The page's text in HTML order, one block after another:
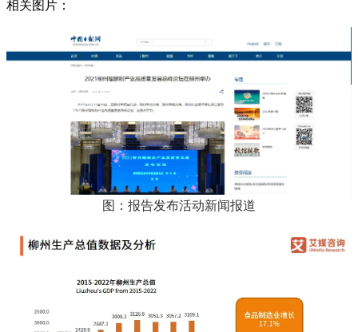
相关图片：
图：报告发布活动新闻报道